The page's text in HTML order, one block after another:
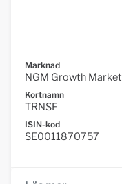
Marknad
NGM Growth Market
Kortnamn
TRNSF
ISIN-kod
SE0011870757